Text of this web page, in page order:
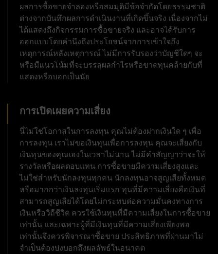
ผลการซื้อขายจำลองหรือสมมุติมีข้อจำกัดโดยธรรมชาติ
ต่างจากบันทึกผลการดำเนินงานที่เกิดขึ้นจริง เนื่องจากไม่
ได้แสดงถึงกิจกรรมการซื้อขายจริง และอาจได้รับการ
ออกแบบโดยคำนึงถึงประโยชน์จากการเข้าใจถึง
เหตุการณ์หลังเหตุการณ์ ไม่มีการรับรองว่าบัญชีใดๆ จะ
หรือมีแนวโน้มที่จะบรรลุผลกำไรหรือขาดทุนคล้ายกับที่
แสดงหรือบอกเป็นนัย
การเปิดเผยความเสี่ยง
นี่ไม่ใช่โอกาสในการลงทุน คุณไม่ต้องฝากเงินใด ๆ เพื่อ
การลงทุน เราไม่ขอเงินทุนเพื่อการลงทุน คุณจะเสี่ยงกับ
เงินทุนของคุณเองในเวลาไม่นาน ไม่มีคำสัญญาว่าจะให้
รางวัลหรือผลตอบแทน การซื้อขายมีความเสี่ยงสูงและ
ไม่ใช่สำหรับนักลงทุนทุกคน นักลงทุนอาจสูญเสียทั้งหมด
หรือมากกว่าเงินลงทุนเริ่มแรก ทุนที่มีความเสี่ยงคือเงินที่
สามารถสูญเสียได้โดยไม่กระทบต่อความมั่นคงทางการ
เงินหรือวิถีชีวิต ควรใช้เงินทุนที่มีความเสี่ยงในการซื้อขาย
เท่านั้น และเฉพาะผู้ที่มีเงินทุนที่มีความเสี่ยงเพียงพอ
เท่านั้นจึงควรพิจารณาซื้อขาย ประสิทธิภาพที่ผ่านมาไม่
จำเป็นต้องบ่งบอกถึงผลลัพธ์ในอนาคต